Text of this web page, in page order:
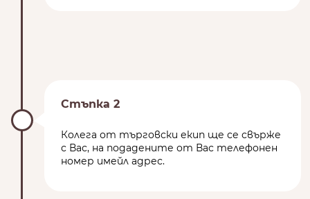
Стъпка 2
Колега от търговски екип ще се свърже
с Вас, на подадените от Вас телефонен
номер имейл адрес.